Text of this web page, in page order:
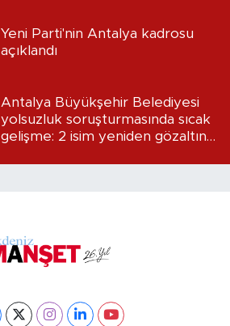
Yeni Parti'nin Antalya kadrosu
açıklandı
Antalya Büyükşehir Belediyesi
yolsuzluk soruşturmasında sıcak
gelişme: 2 isim yeniden gözaltına